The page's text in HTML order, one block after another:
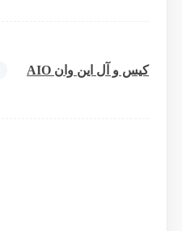
کیس و آل این وان AIO